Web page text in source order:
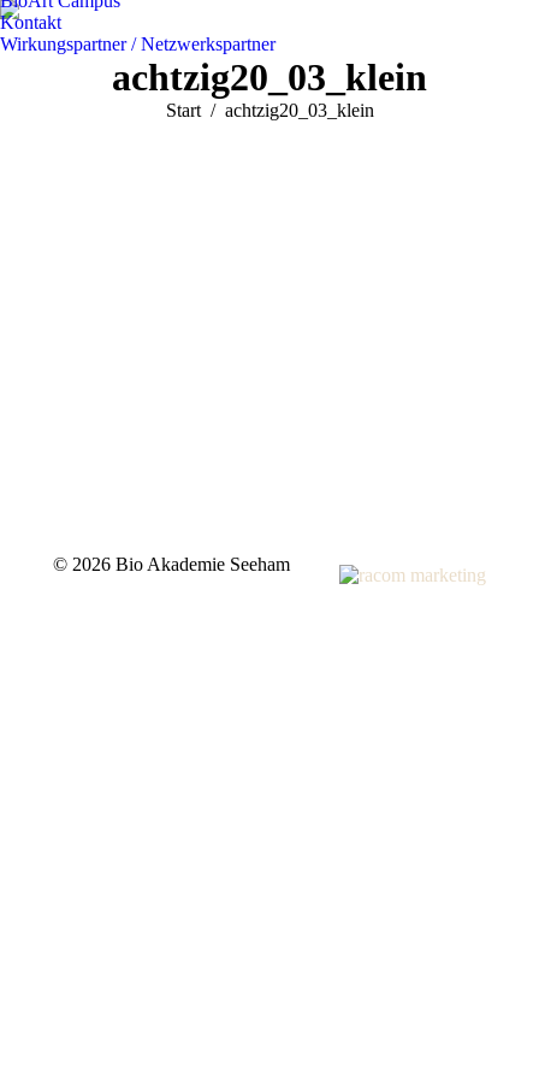
Kontakt
Wirkungspartner / Netzwerkspartner
achtzig20_03_klein
Sie befinden sich hier:
Start achtzig20_03_klein
© 2026 Bio Akademie Seeham